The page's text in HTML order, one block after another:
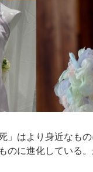
」はより身近なも
のに進化している